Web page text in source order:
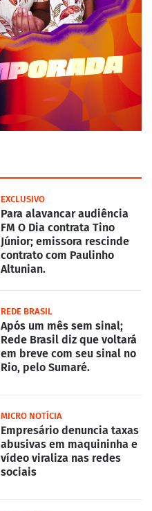
EXCLUSIVO
Para alavancar audiência
FM O Dia contrata Tino
Júnior; emissora rescinde
contrato com Paulinho
Altunian.
REDE BRASIL
Após um mês sem sinal;
Rede Brasil diz que voltará
em breve com seu sinal no
Rio, pelo Sumaré.
MICRO NOTÍCIA
Empresário denuncia taxas
abusivas em maquininha e
vídeo viraliza nas redes
sociais